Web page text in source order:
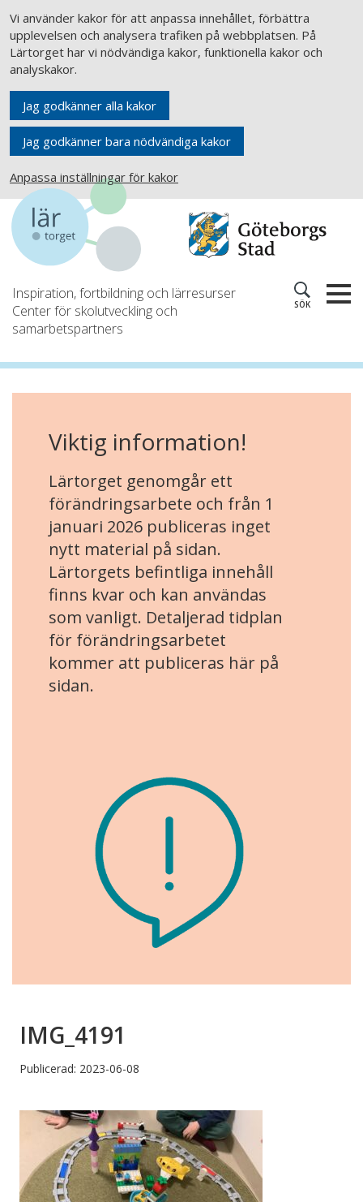
Vi använder kakor för att anpassa innehållet, förbättra
upplevelsen och analysera trafiken på webbplatsen. På
Lärtorget har vi nödvändiga kakor, funktionella kakor och
analyskakor.
Jag godkänner alla kakor
Jag godkänner bara nödvändiga kakor
Anpassa inställningar för kakor
Inspiration, fortbildning och lärresurser
Center för skolutveckling och
samarbetspartners
SÖK
Viktig information!
Lärtorget genomgår ett
förändringsarbete och från 1
januari 2026 publiceras inget
nytt material på sidan.
Lärtorgets befintliga innehåll
finns kvar och kan användas
som vanligt. Detaljerad tidplan
för förändringsarbetet
kommer att publiceras här på
sidan.
IMG_4191
Publicerad: 2023-06-08